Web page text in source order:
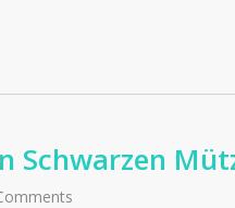
Schwarzen